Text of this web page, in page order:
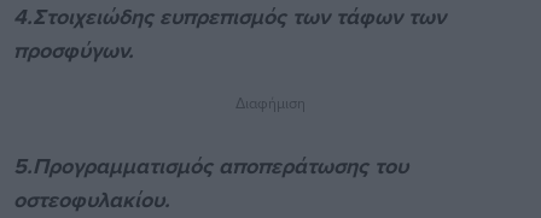
4.Στοιχειώδης ευπρεπισμός των τάφων των
προσφύγων.
Διαφήμιση
5.Προγραμματισμός αποπεράτωσης του
οστεοφυλακίου.